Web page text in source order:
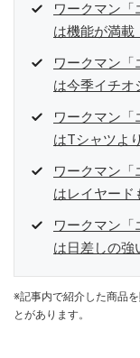
ワークマン「
は機能が満載
ワークマン「
は今季イチオ
ワークマン「
はTシャツよ
ワークマン「
はレイヤード
ワークマン「
は日差しの強
※記事内で紹介した商品
とがあります。